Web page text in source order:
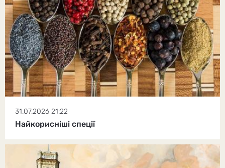
31.07.2026 21:22
Найкорисніші спеції